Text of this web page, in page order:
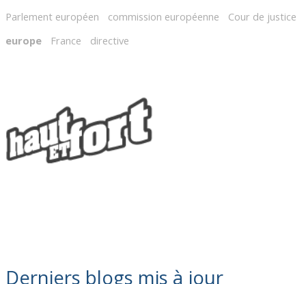
Parlement européen
commission européenne
Cour de justice
europe
France directive
Derniers blogs mis à jour